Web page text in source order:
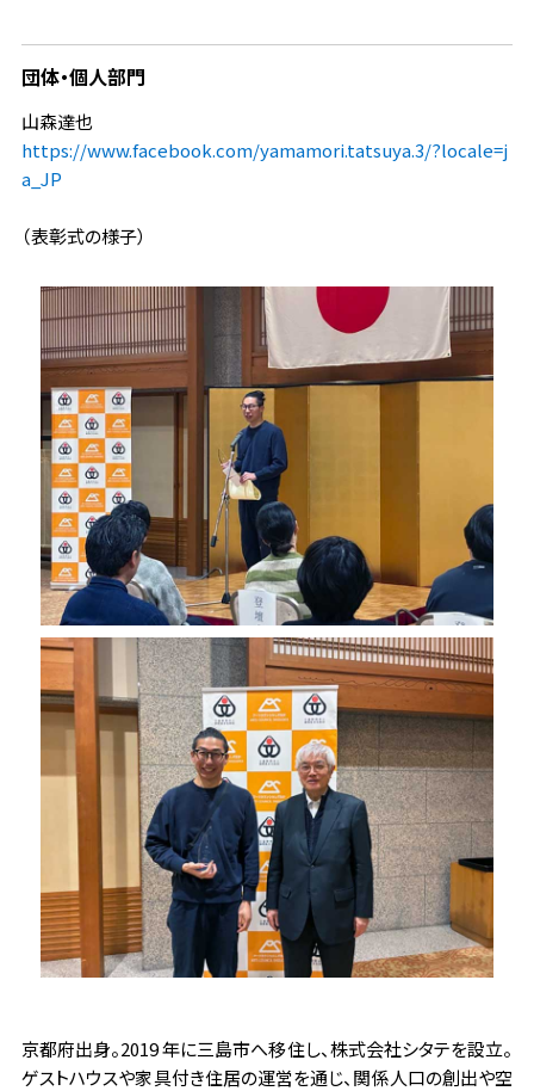
団体・個人部門
山森達也
https://www.facebook.com/yamamori.tatsuya.3/?locale=j
a_JP
（表彰式の様子）
京都府出身。2019 年に三島市へ移住し、株式会社シタテを設立。
ゲストハウスや家具付き住居の運営を通じ、関係人口の創出や空